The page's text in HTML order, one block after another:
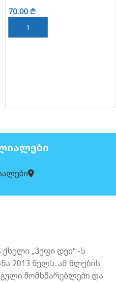
70.00 ₾
ᲙᲐᲚᲐᲗᲐᲨᲘ ᲓᲐᲛᲐᲢᲔᲑᲐ
„ჰეფი დეი“ -ს
2013 წელს. ამ წლების
მომხმარებლები და